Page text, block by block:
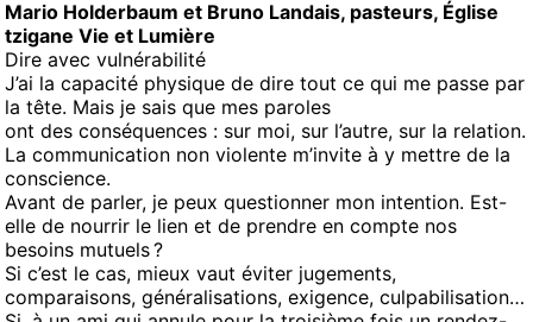
Mario Holderbaum et Bruno Landais, pasteurs, Église
tzigane Vie et Lumière
Dire avec vulnérabilité
J’ai la capacité physique de dire tout ce qui me passe par
la tête. Mais je sais que mes paroles
ont des conséquences : sur moi, sur l’autre, sur la relation.
La communication non violente m’invite à y mettre de la
conscience.
Avant de parler, je peux questionner mon intention. Est-
elle de nourrir le lien et de prendre en compte nos
besoins mutuels ?
Si c’est le cas, mieux vaut éviter jugements,
comparaisons, généralisations, exigence, culpabilisation…